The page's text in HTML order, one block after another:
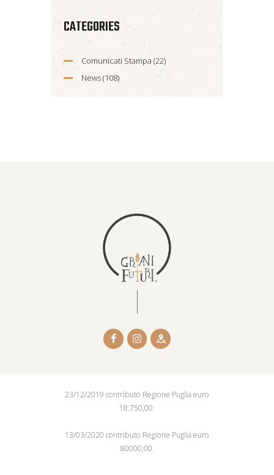
CATEGORIES
Comunicati Stampa (22)
News(108)
23/12/2019 contributo Regione Puglia euro
18.750,00.
13/03/2020 contributo Regione Puglia euro
80000,00.